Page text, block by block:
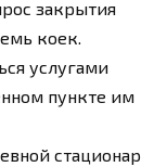
закрытия
коек.
услугами
пункте им
стационар